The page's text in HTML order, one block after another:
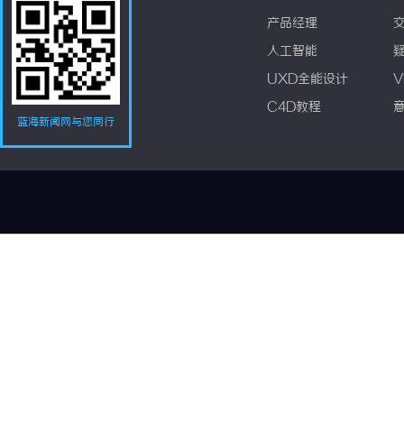
蓝海新闻网与您同行
产品经理
人工智能
UXD全能设计
C4D教程